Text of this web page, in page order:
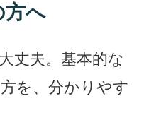
方へ
丈夫。基本的な
を、分かりやす